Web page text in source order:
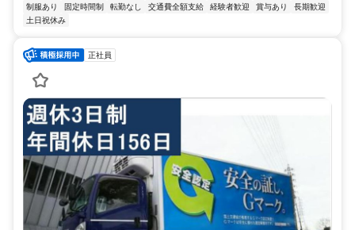
制服あり 固定時間制 転勤なし 交通費全額支給 経験者歓迎 賞与あり
長期歓迎
土日祝休み
正社員